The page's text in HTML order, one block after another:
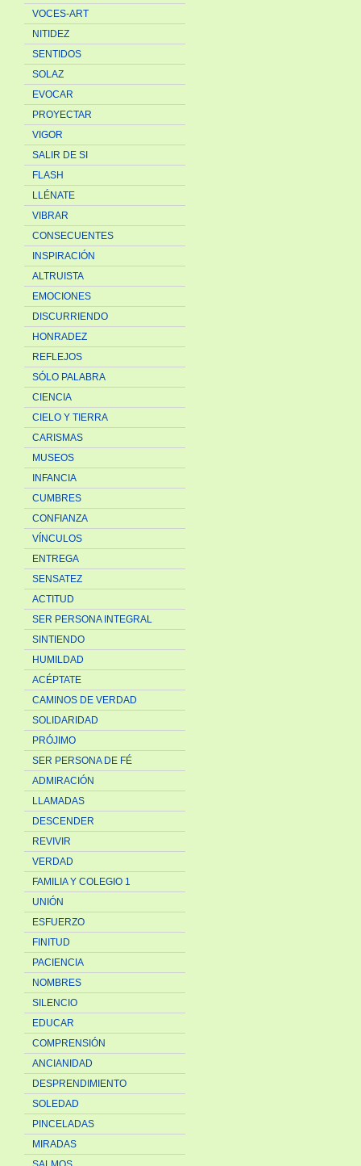
VOCES-ART
NITIDEZ
SENTIDOS
SOLAZ
EVOCAR
PROYECTAR
VIGOR
SALIR DE SI
FLASH
LLÉNATE
VIBRAR
CONSECUENTES
INSPIRACIÓN
ALTRUISTA
EMOCIONES
DISCURRIENDO
HONRADEZ
REFLEJOS
SÓLO PALABRA
CIENCIA
CIELO Y TIERRA
CARISMAS
MUSEOS
INFANCIA
CUMBRES
CONFIANZA
VÍNCULOS
ENTREGA
SENSATEZ
ACTITUD
SER PERSONA INTEGRAL
SINTIENDO
HUMILDAD
ACÉPTATE
CAMINOS DE VERDAD
SOLIDARIDAD
PRÓJIMO
SER PERSONA DE FÉ
ADMIRACIÓN
LLAMADAS
DESCENDER
REVIVIR
VERDAD
FAMILIA Y COLEGIO 1
UNIÓN
ESFUERZO
FINITUD
PACIENCIA
NOMBRES
SILENCIO
EDUCAR
COMPRENSIÓN
ANCIANIDAD
DESPRENDIMIENTO
SOLEDAD
PINCELADAS
MIRADAS